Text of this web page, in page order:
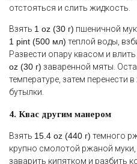
отстояться и слить жидкость.
Взять 1 oz (30 г) пшеничной
1 pint (500 мл) теплой воды,
Развести опару квасом и
oz (30 г) заваренной мяты.
температуре, затем перенести
бутылки.
4. Квас другим манером
Взять 15.4 oz (440 г) темного
крупно смолотой ржаной
заварить кипятком и разбить